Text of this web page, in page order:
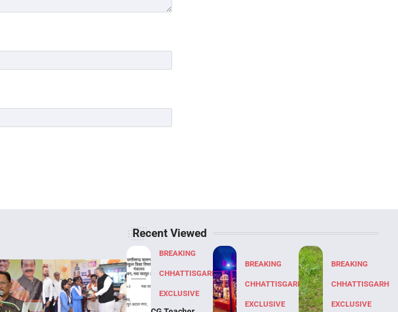
Recent Viewed
BREAKING
CHHATTISGARH
EXCLUSIVE
BREAKING
CHHATTISGARH
EXCLUSIVE
BREAKING
CHHATTISGARH
EXCLUSIVE